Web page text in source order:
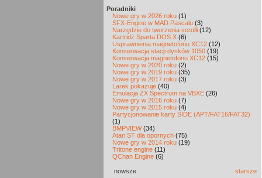
Poradniki
Nowe gry w 2026 roku (1)
SFX-Engine w MAD Pascalu (3)
Narzędzie do tworzenia scrolli (12)
Kartridż Sparta DOS X (6)
Usprawnienia magnetofonu XC12 (12)
Konserwacja stacji dysków 1050 (19)
Konserwacja magnetofonu XC12 (15)
Nowe gry w 2020 roku (2)
Nowe gry w 2019 roku (35)
Nowe gry w 2017 roku (3)
Larek pokazuje (40)
Emulacja ZX Spectrum na VBXE (26)
Nowe gry w 2016 roku (7)
Nowe gry w 2015 roku (4)
Partycjonowanie karty SIDE (APT/FAT16/FAT32)
(1)
BMPVIEW(34)
Atari ST dla opornych (75)
Nowe gry w 2014 roku (19)
Tritone engine (11)
QChan Engine (6)
nowsze starsze